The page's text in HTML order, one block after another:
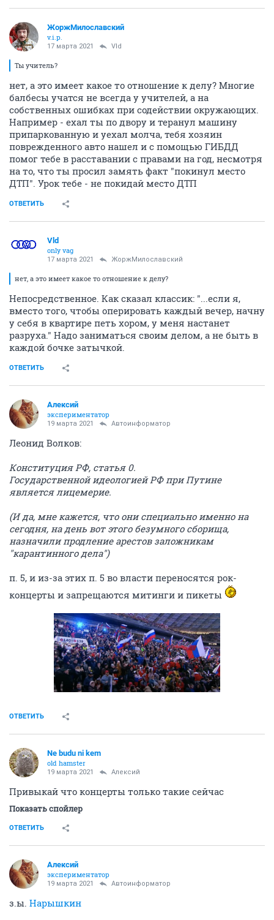
ЖоржМилославский
v.i.p.
17 марта 2021 Vld
Ты учитель?
нет, а это имеет какое то отношение к делу? Многие
балбесы учатся не всегда у учителей, а на
собственных ошибках при содействии окружающих.
Например - ехал ты по двору и теранул машину
припаркованную и уехал молча, тебя хозяин
поврежденного авто нашел и с помощью ГИБДД
помог тебе в расставании с правами на год, несмотря
на то, что ты просил замять факт "покинул место
ДТП". Урок тебе - не покидай место ДТП
ОТВЕТИТЬ
Vld
only vag
17 марта 2021 ЖоржМилославский
нет, а это имеет какое то отношение к делу?
Непосредственное. Как сказал классик: "...если я,
вместо того, чтобы оперировать каждый вечер, начну
у себя в квартире петь хором, у меня настанет
разруха." Надо заниматься своим делом, а не быть в
каждой бочке затычкой.
ОТВЕТИТЬ
Алексий
экспериментатор
19 марта 2021 Автоинформатор
Леонид Волков:
Конституция РФ, статья 0.
Государственной идеологией РФ при Путине
является лицемерие.
(И да, мне кажется, что они специально именно на
сегодня, на день вот этого безумного сборища,
назначили продление арестов заложникам
"карантинного дела")
п. 5, и из-за этих п. 5 во власти переносятся рок-
концерты и запрещаются митинги и пикеты
ОТВЕТИТЬ
Ne budu ni kem
old hamster
19 марта 2021 Алексий
Привыкай что концерты только такие сейчас
Показать спойлер
ОТВЕТИТЬ
Алексий
экспериментатор
19 марта 2021 Автоинформатор
з.ы. Нарышкин